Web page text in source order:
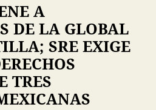
A
DE LA GLOBAL
SRE EXIGE
TRES